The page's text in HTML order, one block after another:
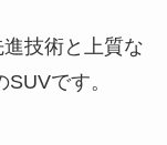
技術と上質な
です。